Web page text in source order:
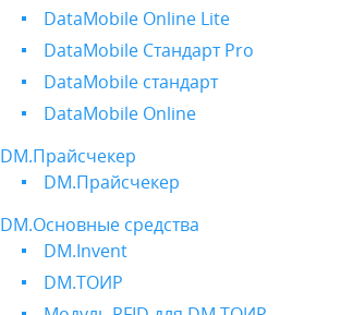
DataMobile Online Lite
DataMobile Стандарт Pro
DataMobile стандарт
DataMobile Online
DM.Прайсчекер
DM.Прайсчекер
DM.Основные средства
DM.Invent
DM.ТОИР